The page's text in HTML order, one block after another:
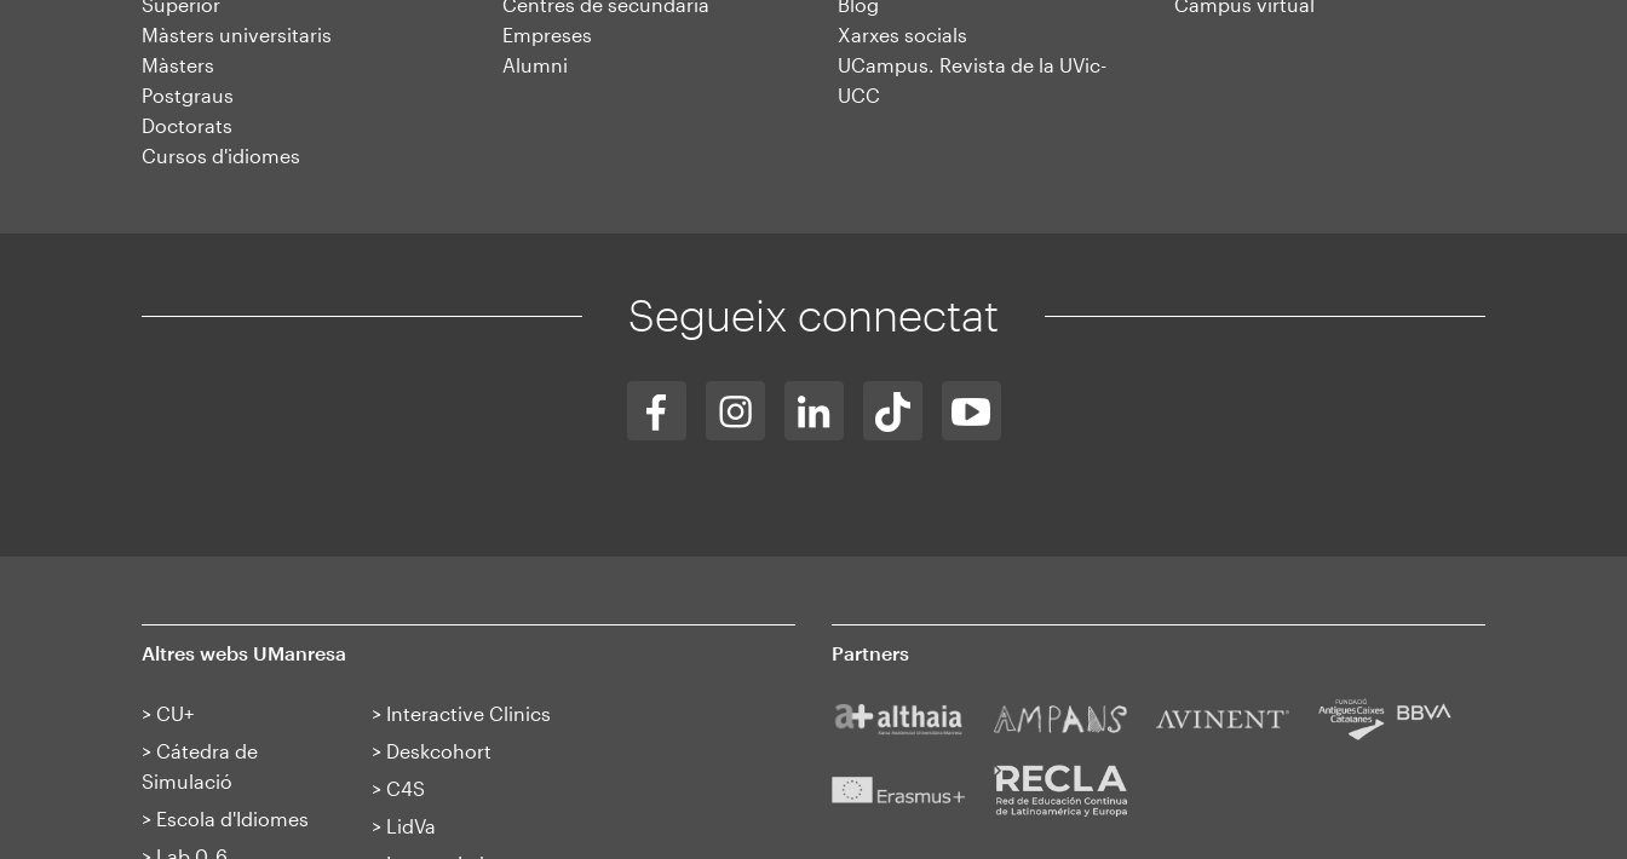
Màsters universitaris
Màsters
Postgraus
Doctorats
Cursos d'idiomes
Empreses
Alumni
Xarxes socials
UCampus. Revista de la UVic-
UCC
Segueix connectat
Altres webs UManresa
> CU+
> Cátedra de
Simulació
> Escola d'Idiomes
> Interactive Clinics
> Deskcohort
> C4S
> LidVa
Partners